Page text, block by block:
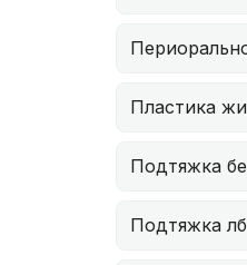
Пластика
Подтяжка
Подтяжка